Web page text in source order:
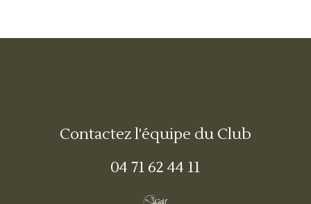
Contactez l'équipe du Club
04 71 62 44 11